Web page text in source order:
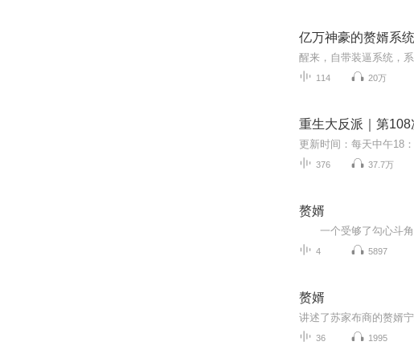
亿万神豪的赘婿系
114 20万
重生大反派｜第
376 37.7万
赘婿
4 5897
赘婿
36 1995